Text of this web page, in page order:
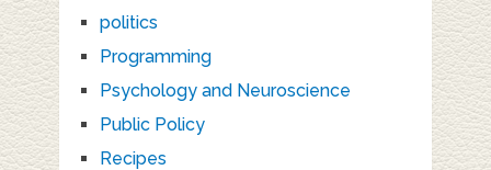
politics
Programming
Psychology and Neuroscience
Public Policy
Recipes